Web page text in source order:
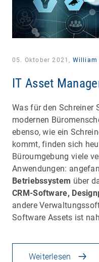
05. Oktober 2021, William
IT Asset
Was für den Schreiner
modernen
ebenso, wie ein
kommt, finden sich
Büroumgebung viele
Anwendungen:
Betriebssystem über
CRM-Software,
andere
Software Assets ist
Weiterlesen